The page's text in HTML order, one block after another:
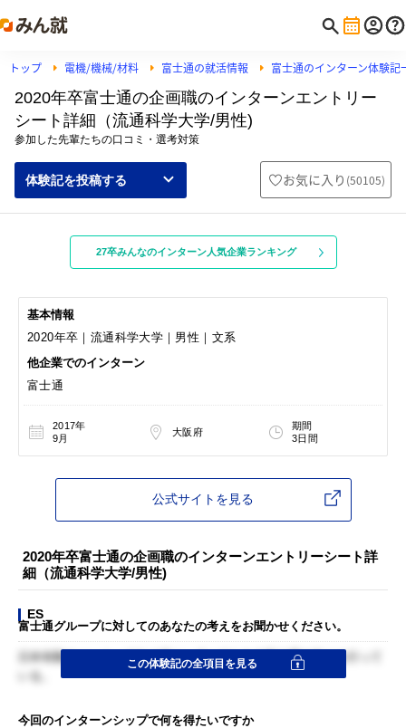
トップ 電機/機械/材料 富士通の就活情報 富士通のインターン体験記
2020年卒富士通の企画職のインターンエントリー
シート詳細（流通科学大学/男性)
参加した先輩たちの口コミ・選考対策
体験記を投稿する お気に入り (50105)
27卒みんなのインターン人気企業ランキング
基本情報
2020年卒｜流通科学大学｜男性｜文系
他企業でのインターン
富士通
2017年
9月
大阪府
期間
3日間
公式サイトを見る
2020年卒富士通の企画職のインターンエントリーシート詳
細（流通科学大学/男性)
ES
富士通グループに対してのあなたの考えをお聞かせください。
日本有数のメーカーでありITベンダーでもある富士通の支えを行って
いる。
この体験記の全項目を見る
今回のインターンシップで何を得たいですか